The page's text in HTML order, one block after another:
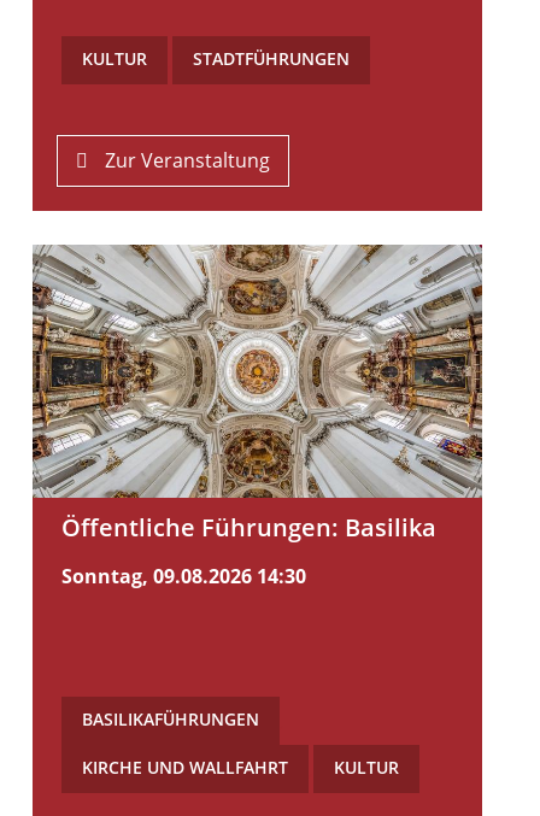
KULTUR STADTFÜHRUNGEN
Zur Veranstaltung
Öffentliche Führungen: Basilika
Sonntag, 09.08.2026 14:30
BASILIKAFÜHRUNGEN
KIRCHE UND WALLFAHRT KULTUR